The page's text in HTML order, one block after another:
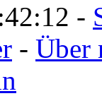
-
- Über